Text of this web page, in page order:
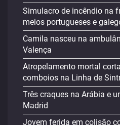
Simulacro de incêndio na
meios portugueses e
Camila nasceu na
Valença
Atropelamento mortal
comboios na Linha de
Três craques na Arábia e
Madrid
Jovem ferida em colisão